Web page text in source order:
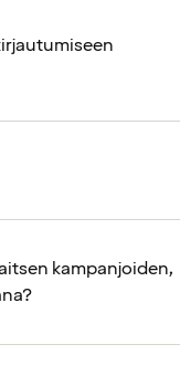
kampanjoiden,